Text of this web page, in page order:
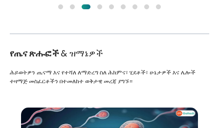
የጤና ጽሑፎች& ዝማኔዎች
ሕይወትዎን ጤናማ እና የተሻለ ለማድረግ ስለ ሕክምና፣ ሂደቶች፣ ሁኔታዎች እና ሌሎች
ተዛማጅ መስፈርቶችን በተመለከተ ወቅታዊ መረጃ ያግኙ።